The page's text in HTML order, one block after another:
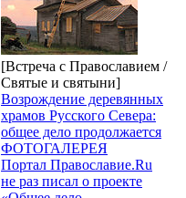
[Встреча с Православием /
Святые и святыни]
Возрождение деревянных
храмов Русского Севера:
общее дело продолжается
ФОТОГАЛЕРЕЯ
Портал Православие.Ru
не раз писал о проекте